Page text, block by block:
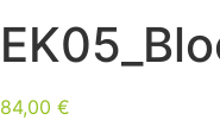
84,00 €